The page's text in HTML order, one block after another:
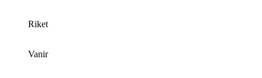
Riket
Vanir